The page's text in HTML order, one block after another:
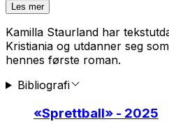
Les mer
Kamilla Staurland har
Kristiania og utdanner seg
hennes første roman.
Bibliografi
«Sprettball» - 2025